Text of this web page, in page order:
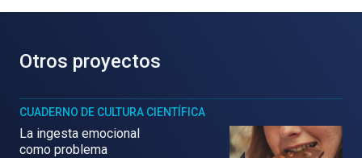
Otros proyectos
CUADERNO DE CULTURA CIENTÍFICA
La ingesta emocional
como problema